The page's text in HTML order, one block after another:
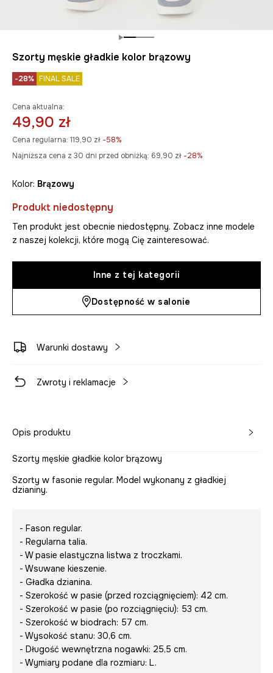
Szorty męskie gładkie kolor brązowy
-28% FINAL SALE
Cena aktualna:
49,90 zł
Cena regularna: 119,90 zł -58%
Najniższa cena z 30 dni przed obniżką: 69,90 zł -28%
Kolor: brązowy
Produkt niedostępny
Ten produkt jest obecnie niedostępny. Zobacz inne modele
z naszej kolekcji, które mogą Cię zainteresować.
Inne z tej kategorii
Dostępność w salonie
Warunki dostawy
Zwroty i reklamacje
Opis produktu
Szorty męskie gładkie kolor brązowy
Szorty w fasonie regular. Model wykonany z gładkiej
dzianiny.
- Fason regular.
- Regularna talia.
- W pasie elastyczna listwa z troczkami.
- Wsuwane kieszenie.
- Gładka dzianina.
- Szerokość w pasie (przed rozciągnięciem): 42 cm.
- Szerokość w pasie (po rozciągnięciu): 53 cm.
- Szerokość w biodrach: 57 cm.
- Wysokość stanu: 30,6 cm.
- Długość wewnętrzna nogawki: 25,5 cm.
- Wymiary podane dla rozmiaru: L.